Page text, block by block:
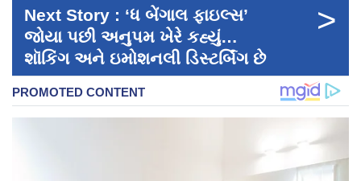
Next Story : ‘ધ બેંગાલ ફાઇલ્સ’
જોયા પછી અનુપમ ખેરે કહ્યું…
શૉકિંગ અને ઇમોશનલી ડિસ્ટર્બિંગ છે
>